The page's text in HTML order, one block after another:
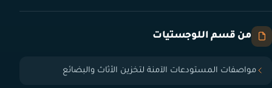
من قسم اللوجستيات
مواصفات المستودعات الآمنة لتخزين الأثاث والبضائع